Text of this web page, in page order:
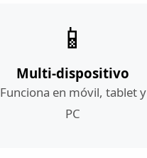
📱
Multi-dispositivo
Funciona en móvil, tablet y
PC